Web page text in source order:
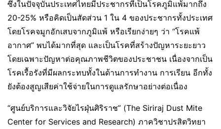
ซึ่งในปัจจุบันประเทศไทยมีประชากรที่เป็นโรคภูมิแพ้มากถึง
20-25% หรือคิดเป็นสัดส่วน 1 ใน 4 ของประชากรทั้งประเทศ
โดยโรคจมูกอักเสบจากภูมิแพ้ หรือเรียกง่ายๆ ว่า “โรคแพ้
อากาศ” พบได้มากที่สุด และเป็นโรคที่สร้างปัญหาระยะยาว
โดยเฉพาะปัญหาต่อคุณภาพชีวิตของประชาชน เนื่องจากเป็น
โรคเรื้อรังที่มีผลกระทบทั้งในด้านการทำงาน การเรียน อีกทั้ง
ยังต้องสูญเสียค่าใช้จ่ายในการดูแลรักษาอย่างต่อเนื่อง
“ศูนย์บริการและวิจัยไรฝุ่นศิริราช” (The Siriraj Dust Mite
Center for Services and Research) ภาควิชาปรสิตวิทยา